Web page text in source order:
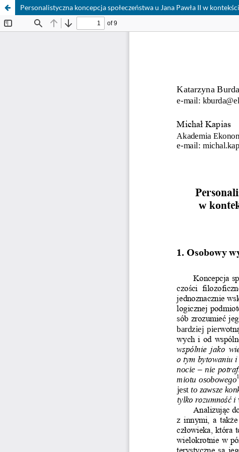
Personalistyczna koncepcja społeczeństwa u Jana Pawła II w